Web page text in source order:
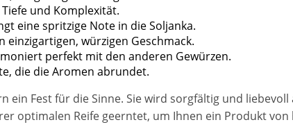
und Komplexität.
eine spritzige Note in die Soljanka.
einzigartigen, würzigen Geschmack.
perfekt mit den anderen Gewürzen.
die die Aromen abrundet.
ein Fest für die Sinne. Sie wird sorgfältig und
optimalen Reife geerntet, um Ihnen ein Produkt